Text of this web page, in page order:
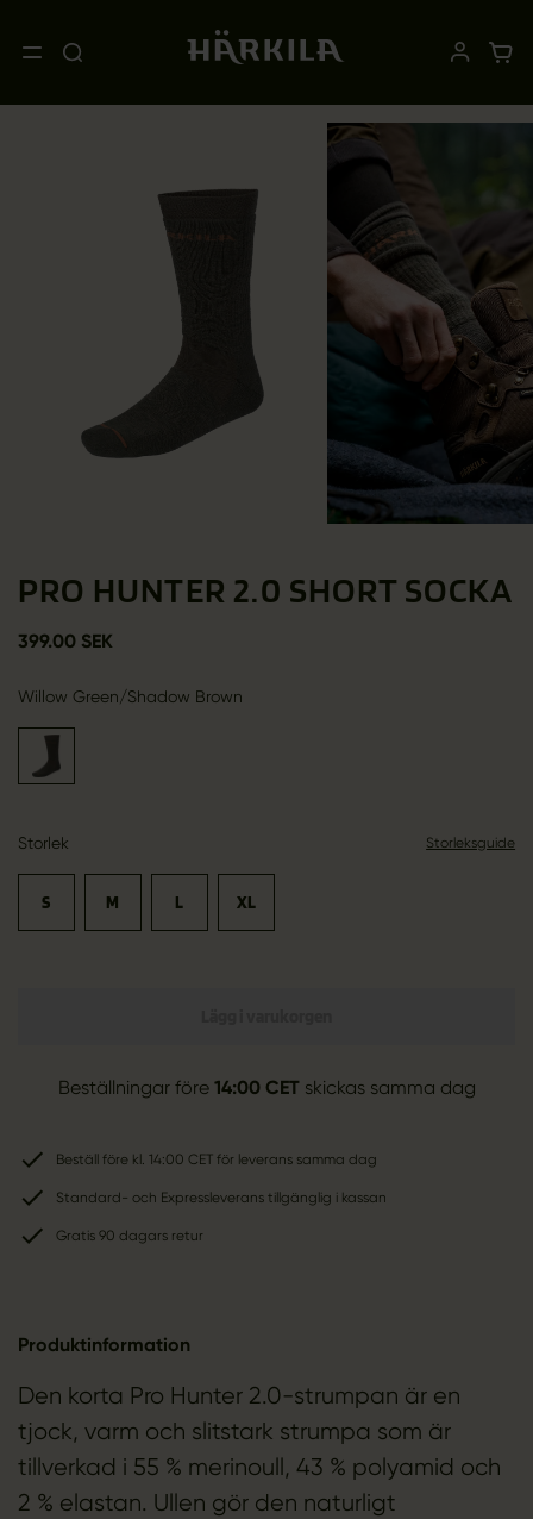
PRO HUNTER 2.0 SHORT SOCKA
399.00 SEK
Willow Green/Shadow Brown
Storlek Storleksguide
S M L XL
Beställningar före 14:00 CETskickas samma dag
Beställ före kl. 14:00 CET för leverans samma dag
Standard- och Expressleverans tillgänglig i kassan
Gratis 90 dagars retur
Produktinformation
Den korta Pro Hunter 2.0-strumpan är en
tjock, varm och slitstark strumpa som är
tillverkad i 55 % merinoull, 43 % polyamid och
2 % elastan. Ullen gör den naturligt